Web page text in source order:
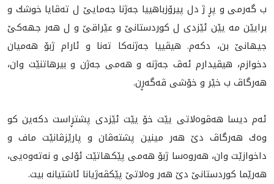
ب گه‌رمى و پڕ ژ دل پيرۆزباهييا جه‌ژنا جه‌مايێ ل ته‌ڤايا خوشك و
برايێن مه‌ يێن ئێزدى ل كوردستانێ و عێراقێ و ل هه‌ر جهه‌كێ
جيهانێ بن، دكه‌م. هيڤييا جه‌ژنه‌كا ته‌نا و ئارام ژبۆ هه‌ميان
دخوازم، هيڤيدارم ئه‌ڤ جه‌ژنه‌ و هه‌مى جه‌ژن و بيرهاتنێت وان،
هه‌رگاڤ ب خێر و خۆشى ڤه‌گه‌ڕن.
ئه‌م ديسا هه‌ڤوه‌لاتى يێت خۆ يێت ئێزدى پشتڕاست دكه‌ين كو
وه‌ك هه‌رگاڤ دێ هه‌ر مينين پشته‌ڤان و پارێزڤانێت ماف و
داخوازێت وان، هه‌روه‌سا ژبۆ هه‌مى پێكهاتێت ئۆلى و نه‌ته‌وه‌يى،
هه‌رێما كوردستانێ دێ هه‌ر وه‌لاتێ پێكڤه‌ژيانا ئاشتيانه‌ بيت.